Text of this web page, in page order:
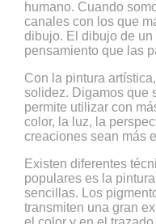
humano. Cuando
canales con los que
dibujo. El dibujo de
pensamiento que las
Con la pintura
solidez. Digamos que
permite utilizar con
color, la luz, la
creaciones sean más
Existen diferentes
populares es la
sencillas. Los
transmiten una gran